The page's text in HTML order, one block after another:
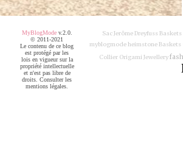
Sac Jerôme Dreyfuss
myblogmode heimstoneBaskets
Collier Origami Jewellery
MyBlogModev.2.0.
© 2011-2021
Le contenu de ce blog
est protégé par les
lois en vigueur sur la
propriété intellectuelle
et n'est pas libre de
droits. Consulter les
mentions légales.